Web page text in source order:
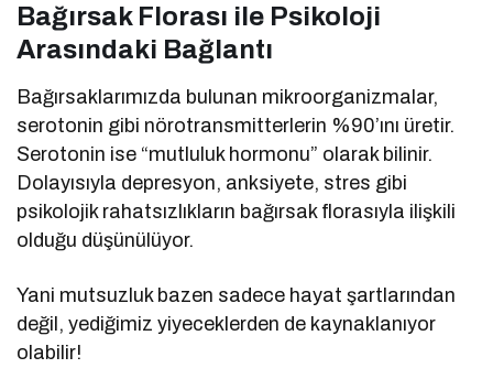
Bağırsak Florası ile Psikoloji
Arasındaki Bağlantı
Bağırsaklarımızda bulunan mikroorganizmalar,
serotonin gibi nörotransmitterlerin %90’ını üretir.
Serotonin ise “mutluluk hormonu” olarak bilinir.
Dolayısıyla depresyon, anksiyete, stres gibi
psikolojik rahatsızlıkların bağırsak florasıyla ilişkili
olduğu düşünülüyor.
Yani mutsuzluk bazen sadece hayat şartlarından
değil, yediğimiz yiyeceklerden de kaynaklanıyor
olabilir!